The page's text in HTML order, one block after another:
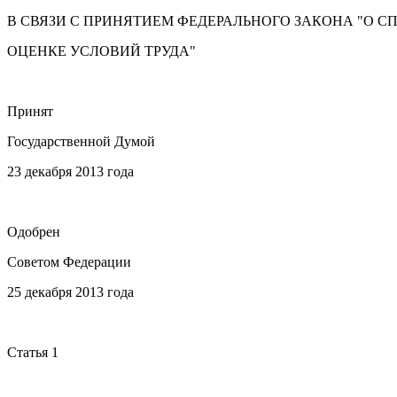
В СВЯЗИ С ПРИНЯТИЕМ ФЕДЕРАЛЬНОГО ЗАКОНА "О
ОЦЕНКЕ УСЛОВИЙ ТРУДА"
Принят
Государственной Думой
23 декабря 2013 года
Одобрен
Советом Федерации
25 декабря 2013 года
Статья 1